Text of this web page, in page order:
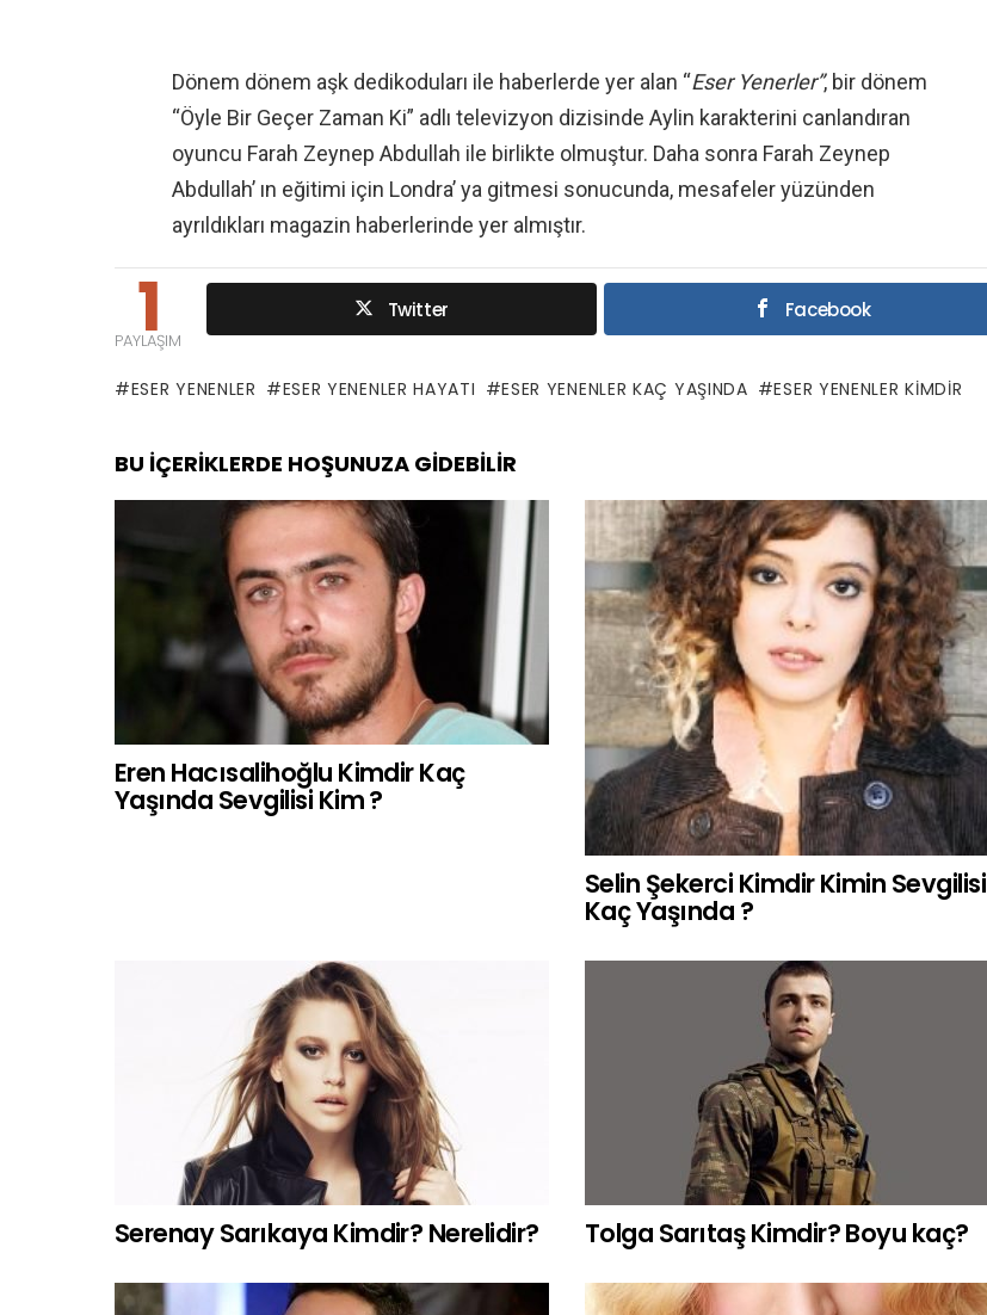
Dönem dönem aşk dedikoduları ile haberlerde yer alan “Eser Yenerler”, bir dönem
“Öyle Bir Geçer Zaman Ki” adlı televizyon dizisinde Aylin karakterini canlandıran
oyuncu Farah Zeynep Abdullah ile birlikte olmuştur. Daha sonra Farah Zeynep
Abdullah’ ın eğitimi için Londra’ ya gitmesi sonucunda, mesafeler yüzünden
ayrıldıkları magazin haberlerinde yer almıştır.
1
PAYLAŞIM
Twitter Facebook
ESER YENENLER ESER YENENLER HAYATI ESER YENENLER KAÇ YAŞINDA ESER YENENLER KIMDIR
BU İÇERIKLERDE HOŞUNUZA GIDEBILIR
Eren Hacısalihoğlu Kimdir Kaç
Yaşında Sevgilisi Kim ?
Selin Şekerci Kimdir Kimin Sevgilisi
Kaç Yaşında ?
Serenay Sarıkaya Kimdir? Nerelidir? Tolga Sarıtaş Kimdir? Boyu kaç?